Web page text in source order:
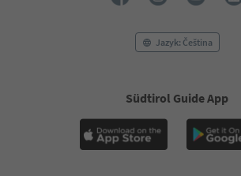
Jazyk: Čeština
Südtirol Guide App